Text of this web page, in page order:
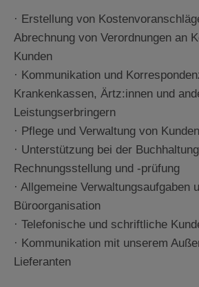
· Erstellung von
Abrechnung von Verordnungen an
Kunden
· Kommunikation und
Krankenkassen, Ärtz:innen und
Leistungserbringern
· Pflege und Verwaltung von
· Unterstützung bei der
Rechnungsstellung und -prüfung
· Allgemeine Verwaltungsaufgaben
Büroorganisation
· Telefonische und schriftliche
· Kommunikation mit unserem
Lieferanten